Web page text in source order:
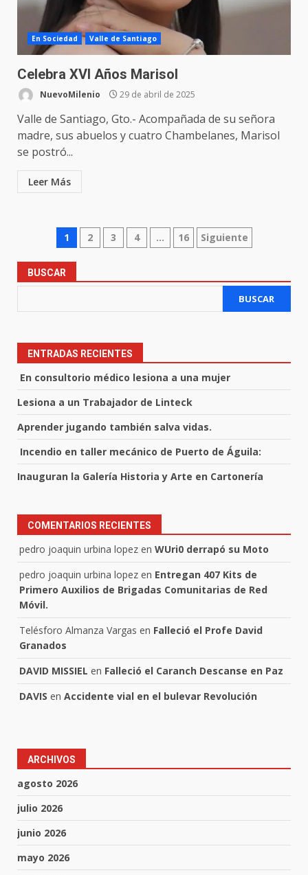
En Sociedad Valle de Santiago
Celebra XVI Años Marisol
NuevoMilenio 29 de abril de 2025
Valle de Santiago, Gto.- Acompañada de su señora
madre, sus abuelos y cuatro Chambelanes, Marisol
se postró...
Leer Más
Paginación
de
entradas
1 2 3 4 … 16 Siguiente
BUSCAR
BUSCAR
ENTRADAS RECIENTES
En consultorio médico lesiona a una mujer
Lesiona a un Trabajador de Linteck
Aprender jugando también salva vidas.
Incendio en taller mecánico de Puerto de Águila:
Inauguran la Galería Historia y Arte en Cartonería
COMENTARIOS RECIENTES
pedro joaquin urbina lopez en WUri0 derrapó su Moto
pedro joaquin urbina lopez en Entregan 407 Kits de
Primero Auxilios de Brigadas Comunitarias de Red
Móvil.
Telésforo Almanza Vargas en Falleció el Profe David
Granados
DAVID MISSIEL en Falleció el Caranch Descanse en Paz
DAVIS en Accidente vial en el bulevar Revolución
ARCHIVOS
agosto 2026
julio 2026
junio 2026
mayo 2026